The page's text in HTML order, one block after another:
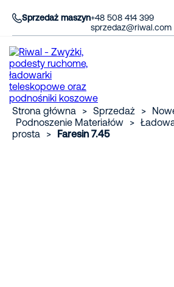
Sprzedaż maszyn+48 508 414 399
sprzedaz@riwal.com
Strona główna > Sprzedaż >
Podnoszenie Materiałów
>
prosta
> Faresin 7.45